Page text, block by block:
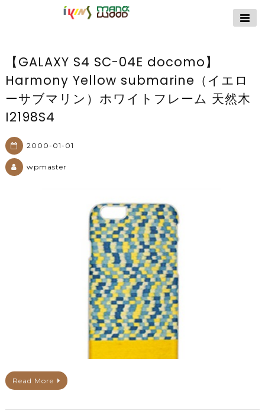
【公式サイト】
｜Man&Wood天然
木ケース
【GALAXY S4 SC-04E docomo】
Harmony Yellow submarine（イエロ
ーサブマリン）ホワイトフレーム 天然木
I2198S4
2000-01-01
wpmaster
Read More